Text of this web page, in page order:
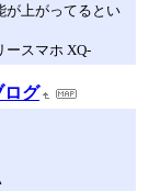
が上がってるとい
ースマホ XQ-
ログ